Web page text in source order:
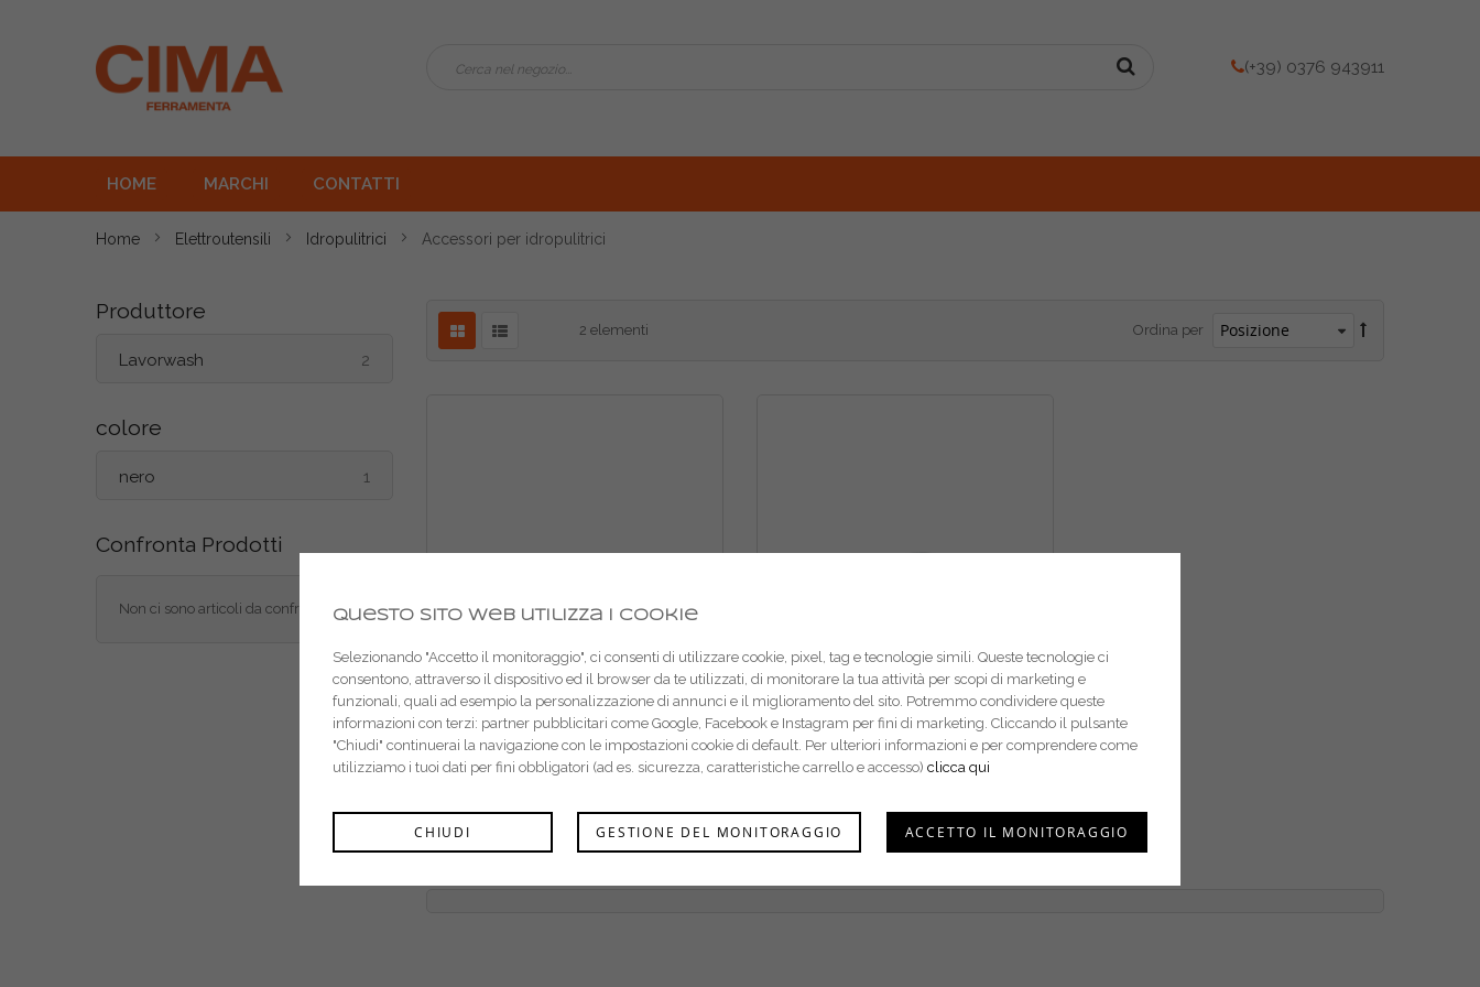
(+39) 0376 943911
HOME MARCHI CONTATTI
Home Elettroutensili Idropulitrici Accessori per idropulitrici
2 elementi Ordina per
Lavor adattatore universale K
Lavor sonda spurgatubi per uso
Produttore
Lavorwash 2
colore
nero 1
Confronta Prodotti
Non ci sono articoli da confrontare.Questo sito web utilizza i cookie
Selezionando "Accetto il monitoraggio", ci consenti di utilizzare cookie, pixel, tag e tecnologie simili. Queste tecnologie ci
consentono, attraverso il dispositivo ed il browser da te utilizzati, di monitorare la tua attività per scopi di marketing e
funzionali, quali ad esempio la personalizzazione di annunci e il miglioramento del sito. Potremmo condividere queste
informazioni con terzi: partner pubblicitari come Google, Facebook e Instagram per fini di marketing. Cliccando il pulsante
"Chiudi" continuerai la navigazione con le impostazioni cookie di default. Per ulteriori informazioni e per comprendere come
utilizziamo i tuoi dati per fini obbligatori (ad es. sicurezza, caratteristiche carrello e accesso) clicca qui
CHIUDI GESTIONE DEL MONITORAGGIO ACCETTO IL MONITORAGGIO